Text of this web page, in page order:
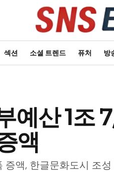
섹션 소셜 트렌드 퓨처 방
예산 1조
액
증액, 한글문화도시 조